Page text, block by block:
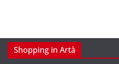
Shopping in Artà